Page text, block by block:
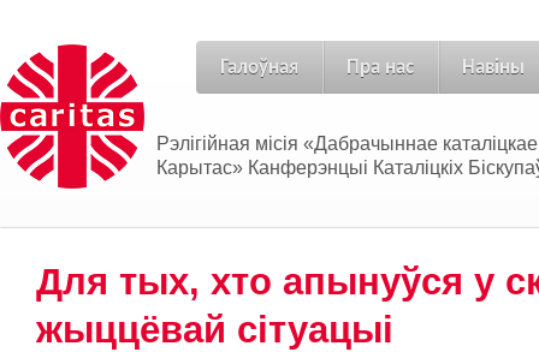
Галоўная Пра нас Навіны
Рэлігійная місія «Дабрачыннае
Карытас» Канферэнцыі Каталіцкіх
Для тых, хто апынуўся у
жыццёвай сітуацыі